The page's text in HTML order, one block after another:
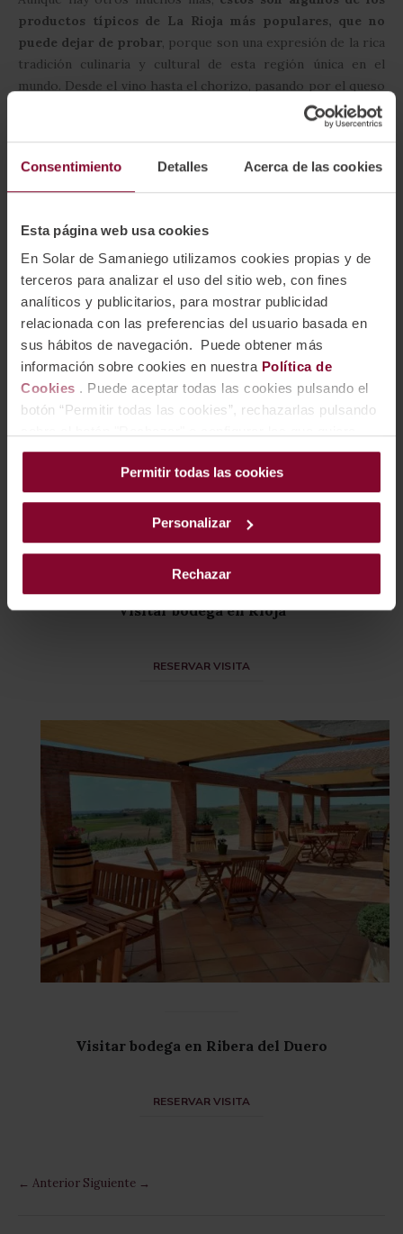
Consentimiento Detalles Acerca de las cookies
Esta página web usa cookies
En Solar de Samaniego utilizamos cookies propias y de
terceros para analizar el uso del sitio web, con fines
analíticos y publicitarios, para mostrar publicidad
relacionada con las preferencias del usuario basada en
sus hábitos de navegación. Puede obtener más
información sobre cookies en nuestra Política de
Cookies . Puede aceptar todas las cookies pulsando el
botón “Permitir todas las cookies”, rechazarlas pulsando
instalar pulsando el botón de “Personalizar”.
Permitir todas las cookies
Personalizar
Rechazar
productos típicos de La Rioja más populares, que no
puede dejar de probar, porque son una expresión de la rica
tradición culinaria y cultural de esta región única en el
mundo. Desde el vino hasta el chorizo, pasando por el queso
y los pimientos, cada bocado es una invitación a descubrir la
Enoturismo
Visitar bodega en Rioja
RESERVAR VISITA
Visitar bodega en Ribera del Duero
RESERVAR VISITA
← Anterior Siguiente →